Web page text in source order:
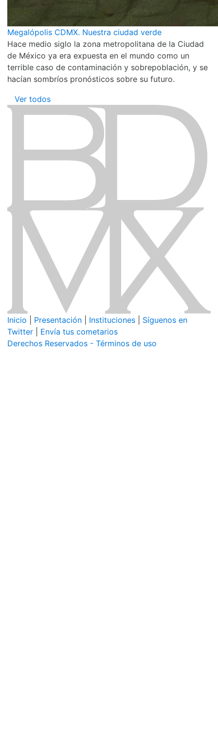
Megalópolis CDMX. Nuestra ciudad verde
Hace medio siglo la zona metropolitana de la Ciudad
de México ya era expuesta en el mundo como un
terrible caso de contaminación y sobrepoblación, y se
hacían sombríos pronósticos sobre su futuro.
Ver todos
Inicio Presentación Instituciones
Síguenos en
Twitter
Envía tus cometarios
Derechos Reservados - Términos de uso